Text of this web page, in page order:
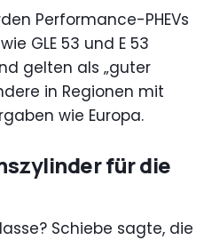
Performance-PHEVs
GLE 53 und E 53
gelten als „guter
in Regionen mit
wie Europa.
für die
Schiebe sagte, die